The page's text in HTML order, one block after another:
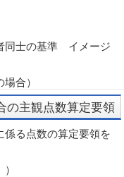
同士の基準 イメージ
合）
の主観点数算定要領
係る点数の算定要領を